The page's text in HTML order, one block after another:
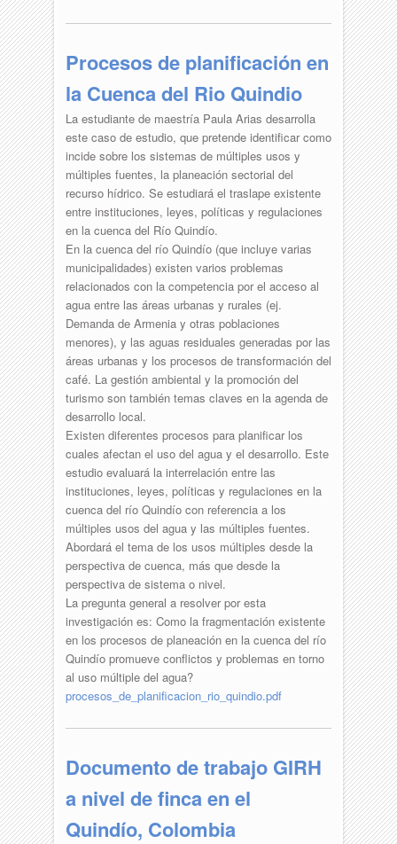
Procesos de planificación en
la Cuenca del Rio Quindio
La estudiante de maestría Paula Arias desarrolla
este caso de estudio, que pretende identificar como
incide sobre los sistemas de múltiples usos y
múltiples fuentes, la planeación sectorial del
recurso hídrico. Se estudiará el traslape existente
entre instituciones, leyes, políticas y regulaciones
en la cuenca del Río Quindío.
En la cuenca del río Quindío (que incluye varias
municipalidades) existen varios problemas
relacionados con la competencia por el acceso al
agua entre las áreas urbanas y rurales (ej.
Demanda de Armenia y otras poblaciones
menores), y las aguas residuales generadas por las
áreas urbanas y los procesos de transformación del
café. La gestión ambiental y la promoción del
turismo son también temas claves en la agenda de
desarrollo local.
Existen diferentes procesos para planificar los
cuales afectan el uso del agua y el desarrollo. Este
estudio evaluará la interrelación entre las
instituciones, leyes, políticas y regulaciones en la
cuenca del río Quindío con referencia a los
múltiples usos del agua y las múltiples fuentes.
Abordará el tema de los usos múltiples desde la
perspectiva de cuenca, más que desde la
perspectiva de sistema o nivel.
La pregunta general a resolver por esta
investigación es: Como la fragmentación existente
en los procesos de planeación en la cuenca del río
Quindío promueve conflictos y problemas en torno
al uso múltiple del agua?
procesos_de_planificacion_rio_quindio.pdf
Documento de trabajo GIRH
a nivel de finca en el
Quindío, Colombia